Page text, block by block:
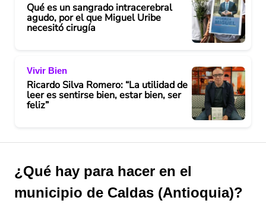
Qué es un sangrado intracerebral
agudo, por el que Miguel Uribe
necesitó cirugía
Vivir Bien
Ricardo Silva Romero: “La utilidad de
leer es sentirse bien, estar bien, ser
feliz”
¿Qué hay para hacer en el
municipio de Caldas (Antioquia)?